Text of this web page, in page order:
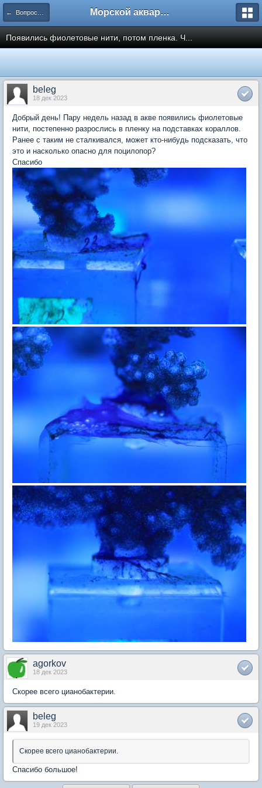
← Вопросы новичков Морской аквариум. Форумы ReefCentral.ru
Появились фиолетовые нити, потом пленка. Ч...
beleg
18 дек 2023
Добрый день! Пару недель назад в акве появились фиолетовые
нити, постепенно разрослись в пленку на подставках кораллов.
Ранее с таким не сталкивался, может кто-нибудь подсказать, что
это и насколько опасно для поцилопор?
Спасибо
agorkov
18 дек 2023
Скорее всего цианобактерии.
beleg
19 дек 2023
Скорее всего цианобактерии.
Спасибо большое!